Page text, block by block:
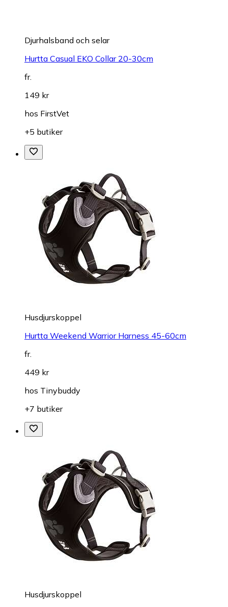
Djurhalsband och selar
Hurtta Casual EKO Collar 20-30cm
fr.
149 kr
hos FirstVet
+5 butiker
Husdjurskoppel
Hurtta Weekend Warrior Harness 45-60cm
fr.
449 kr
hos Tinybuddy
+7 butiker
Husdjurskoppel